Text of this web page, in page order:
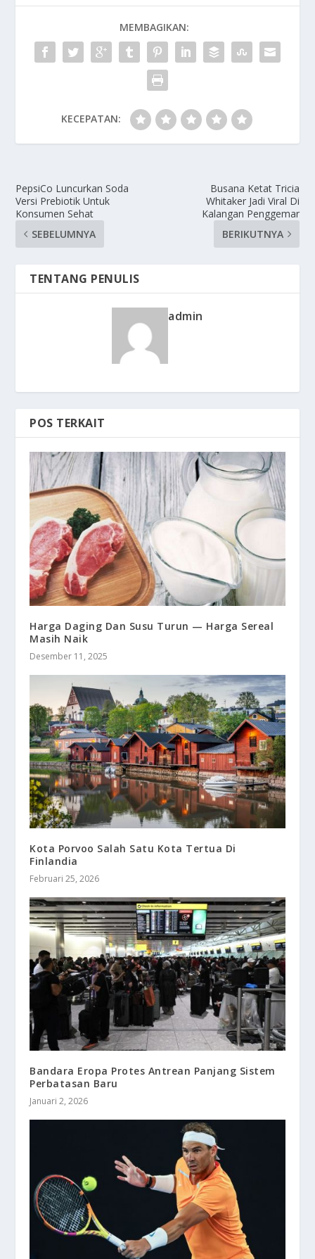
MEMBAGIKAN:
KECEPATAN:
PepsiCo Luncurkan Soda
Versi Prebiotik Untuk
Konsumen Sehat
SEBELUMNYA
Busana Ketat Tricia
Whitaker Jadi Viral Di
Kalangan Penggemar
BERIKUTNYA
TENTANG PENULIS
admin
POS TERKAIT
Harga Daging Dan Susu Turun — Harga Sereal
Masih Naik
Desember 11, 2025
Kota Porvoo Salah Satu Kota Tertua Di
Finlandia
Februari 25, 2026
Bandara Eropa Protes Antrean Panjang Sistem
Perbatasan Baru
Januari 2, 2026